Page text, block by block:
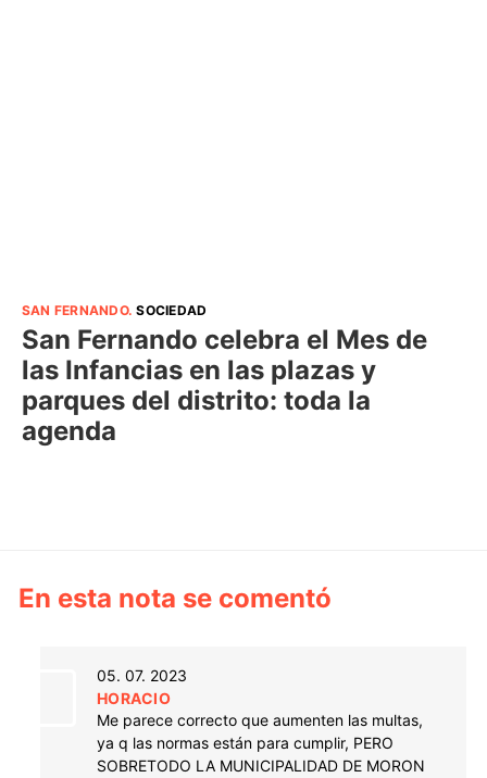
SAN FERNANDO.SOCIEDAD
San Fernando celebra el Mes de
las Infancias en las plazas y
parques del distrito: toda la
agenda
En esta nota se comentó
05. 07. 2023
HORACIO
Me parece correcto que aumenten las multas,
ya q las normas están para cumplir, PERO
SOBRETODO LA MUNICIPALIDAD DE MORON